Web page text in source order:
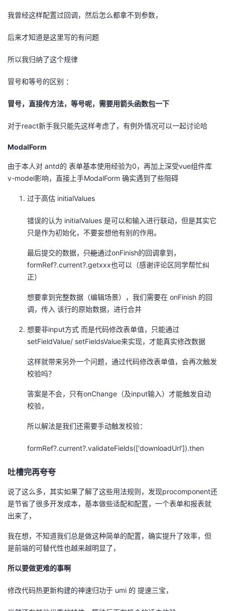
我曾经这样配置过回调，然后怎么都拿不到参数，
后来才知道是这里写的有问题
所以我归纳了这个规律
冒号和等号的区别 ：
冒号，直接传方法，等号呢，需要用箭头函数包一下
对于react新手我只能先这样考虑了，有例外情况可以一起讨论哈
ModalForm
由于本人对 antd的 表单基本使用经验为0，再加上深受vue组件库
v-model影响，直接上手ModalForm 确实遇到了些阻碍
过于高估 initialValues
错误的认为 initialValues 是可以和输入进行联动，但是其实它
只是作为初始化，不要妄想他有别的作用。
最后提交的数据， 只能通过onFinish的回调拿到，
formRef?.current?.getxxx也可以（感谢评论区同学帮忙纠
正）
想要拿到完整数据（编辑场景），我们需要在 onFinish 的回
调，传入 该行的原始数据，进行合并
想要非input方式 而是代码修改表单值，只能通过
setFieldValue/ setFieldsValue来实现，才能真实修改数据
这样就带来另外一个问题，通过代码修改表单值，会再次触发
校验吗？
答案是不会，只有onChange（及input输入）才能触发自动
校验，
所以解法是我们还需要手动触发校验：
formRef?.current?.validateFields(['downloadUrl']).then
吐槽完再夸夸
说了这么多，其实如果了解了这些用法规则，发现procomponent还
是节省了很多开发成本，基本做些适配和配置，一个表单和报表就
出来了，
我在想，不知道我们总是做这种简单的配置，确实提升了效率，但
是前端的可替代性也越来越明显了，
所以要做更难的事啊
修改代码热更新构建的神速归功于 umi 的 提速三宝，